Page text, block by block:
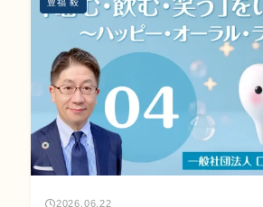
豊福 毅
2026.06.22